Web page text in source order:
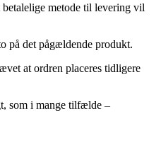
metode til levering vil
på det pågældende produkt.
at ordren placeres tidligere
som i mange tilfælde –